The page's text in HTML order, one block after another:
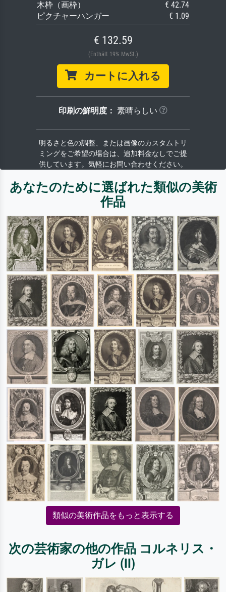
木枠（画枠）
€ 42.74
ピクチャーハンガー
€ 1.09
€ 132.59
(Enthält 19% MwSt.)
カートに入れる
印刷の鮮明度： 素晴らしい
明るさと色の調整、または画像のカスタムトリ
ミングをご希望の場合は、追加料金なしでご提
供しています。気軽にお問い合わせください。
あなたのために選ばれた類似の美術
作品
類似の美術作品をもっと表示する
次の芸術家の他の作品 コルネリス・
ガレ (II)